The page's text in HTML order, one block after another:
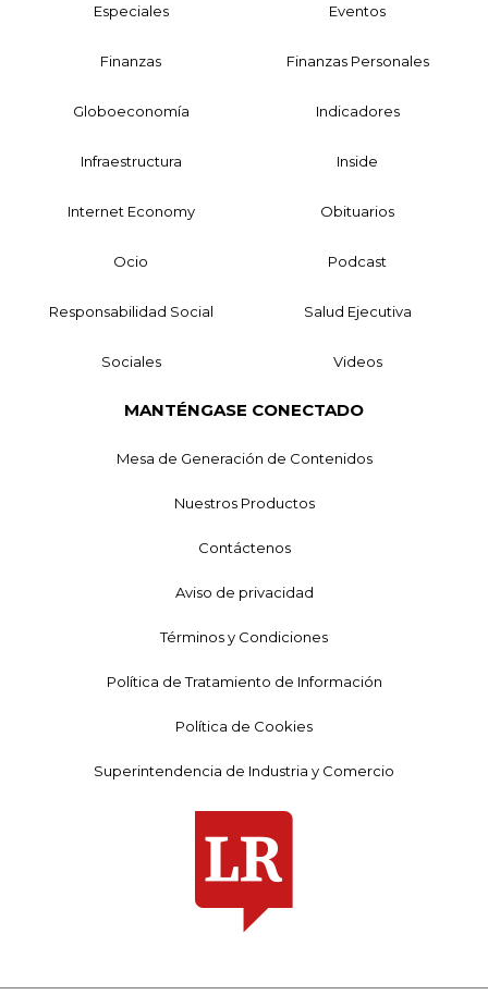
Especiales Eventos
Finanzas Finanzas Personales
Globoeconomía Indicadores
Infraestructura Inside
Internet Economy Obituarios
Ocio Podcast
Responsabilidad Social Salud Ejecutiva
Sociales Videos
MANTÉNGASE CONECTADO
Mesa de Generación de Contenidos
Nuestros Productos
Contáctenos
Aviso de privacidad
Términos y Condiciones
Política de Tratamiento de Información
Política de Cookies
Superintendencia de Industria y Comercio